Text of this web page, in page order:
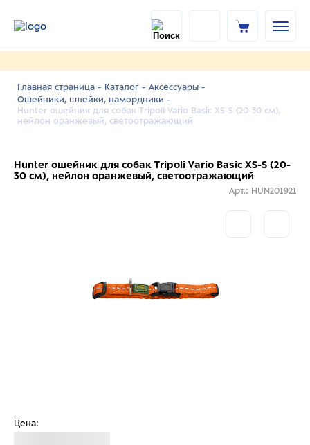
Главная страница - Каталог - Аксессуары -
Ошейники, шлейки, намордники -
Hunter ошейник для собак Tripoli Vario Basic XS-S (20-30 см),
нейлон оранжевый, светоотражающий
Hunter ошейник для собак Tripoli Vario Basic XS-S (20-
30 см), нейлон оранжевый, светоотражающий
Арт.: HUN201921
Цена: